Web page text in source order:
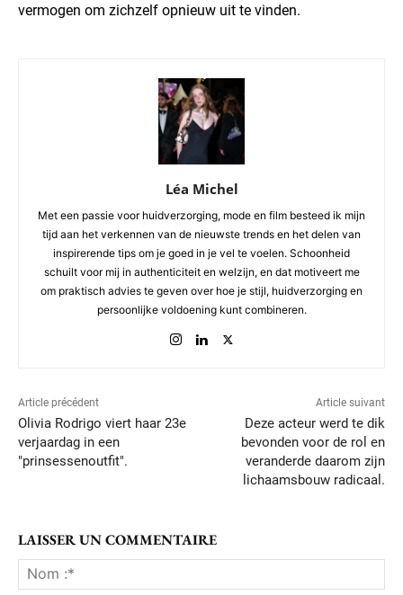
vermogen om zichzelf opnieuw uit te vinden.
Léa Michel
Met een passie voor huidverzorging, mode en film besteed ik mijn
tijd aan het verkennen van de nieuwste trends en het delen van
inspirerende tips om je goed in je vel te voelen. Schoonheid
schuilt voor mij in authenticiteit en welzijn, en dat motiveert me
om praktisch advies te geven over hoe je stijl, huidverzorging en
persoonlijke voldoening kunt combineren.
Article précédent
Olivia Rodrigo viert haar 23e
verjaardag in een
"prinsessenoutfit".
Article suivant
Deze acteur werd te dik
bevonden voor de rol en
veranderde daarom zijn
lichaamsbouw radicaal.
LAISSER UN COMMENTAIRE
:*